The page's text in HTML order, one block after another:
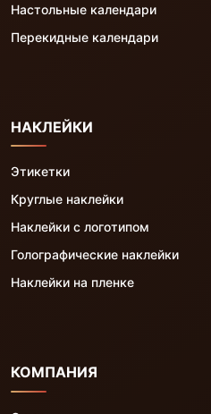
Настольные календари
Перекидные календари
НАКЛЕЙКИ
Этикетки
Круглые наклейки
Наклейки с логотипом
Голографические наклейки
Наклейки на пленке
КОМПАНИЯ